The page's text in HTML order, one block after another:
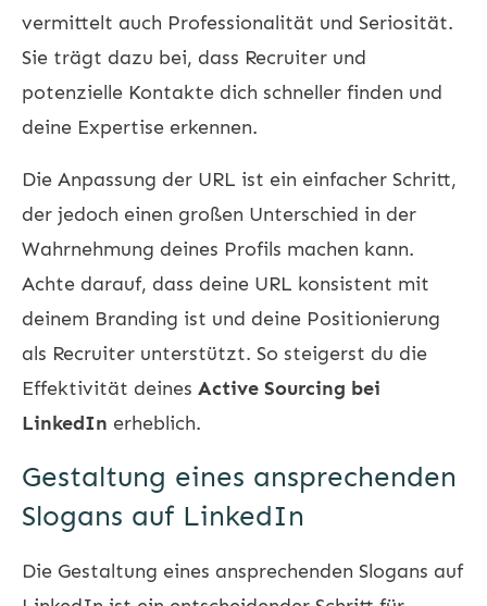
vermittelt auch Professionalität und Seriosität.
Sie trägt dazu bei, dass Recruiter und
potenzielle Kontakte dich schneller finden und
deine Expertise erkennen.
Die Anpassung der URL ist ein einfacher Schritt,
der jedoch einen großen Unterschied in der
Wahrnehmung deines Profils machen kann.
Achte darauf, dass deine URL konsistent mit
deinem Branding ist und deine Positionierung
als Recruiter unterstützt. So steigerst du die
Effektivität deines Active Sourcing bei
LinkedIn erheblich.
Gestaltung eines ansprechenden
Slogans auf LinkedIn
Die Gestaltung eines ansprechenden Slogans auf